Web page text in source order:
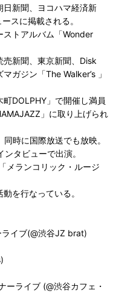
日新聞、ヨコハマ経済新
スに掲載される。
ストアルバム「Wonder
売新聞、東京新聞、Disk
ガジン「The Walker’s 」
DOLPHY」で開催し満員
」に取り上げられ
時に国際放送でも放映。
タビューで出演。
メランコリック・ルージ
を行なっている。
ライブ(@渋谷JZ brat)
ーライブ (@渋谷カフェ・